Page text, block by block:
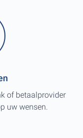
of betaalprovider
uw wensen.